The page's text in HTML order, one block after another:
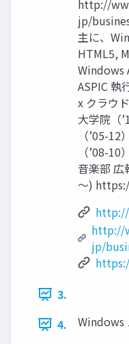
http://
jp/
主に、
HTML5,
Windows
ASPIC 執
x クラウ
大学院（
（’05-
（’08-
音楽部 広
～)
http://
jp/
3.
4.
Windows